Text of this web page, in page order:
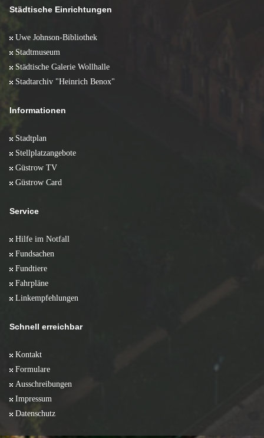
Städtische Einrichtungen
Uwe Johnson-Bibliothek
Stadtmuseum
Städtische Galerie Wollhalle
Stadtarchiv "Heinrich Benox"
Informationen
Stadtplan
Stellplatzangebote
Güstrow TV
Güstrow Card
Service
Hilfe im Notfall
Fundsachen
Fundtiere
Fahrpläne
Linkempfehlungen
Schnell erreichbar
Kontakt
Formulare
Ausschreibungen
Impressum
Datenschutz